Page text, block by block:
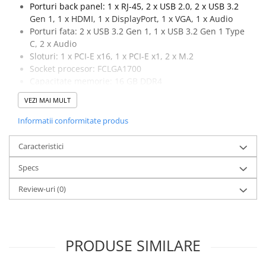
Monitoare Second-Hand
Servere
Hard Disk-uri SERVER
Accesorii server
Carcase server
Memorii RAM Server
Procesoare server
Sisteme server
Stabilizatoare de tensiune
Periferice
Porturi back panel: 1 x RJ-45, 2 x USB 2.0, 2 x USB 3.2
Gen 1, 1 x HDMI, 1 x DisplayPort, 1 x VGA, 1 x Audio
Porturi fata: 2 x USB 3.2 Gen 1, 1 x USB 3.2 Gen 1 Type
C, 2 x Audio
Sloturi: 1 x PCI-E x16, 1 x PCI-E x1, 2 x M.2
Socket procesor: FCLGA1700
Capacitate stocare: 512 GB SSD M.2
Sistem de operare: Windows 11 Pro
VEZI MAI MULT
Informatii conformitate produs
Caracteristici
Specs
Review-uri(0)
PRODUSE SIMILARE